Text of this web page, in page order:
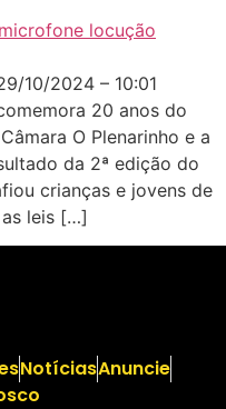
10/2024 – 10:01
20 anos do
O Plenarinho e a
da 2ª edição do
crianças e jovens de
as leis […]
NotíciasAnuncie